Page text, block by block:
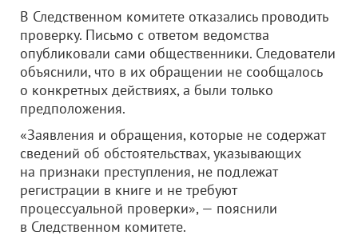
В Следственном комитете отказались проводить
проверку. Письмо с ответом ведомства
опубликовали сами общественники. Следователи
объяснили, что в их обращении не сообщалось
о конкретных действиях, а были только
предположения.
«Заявления и обращения, которые не содержат
сведений об обстоятельствах, указывающих
на признаки преступления, не подлежат
регистрации в книге и не требуют
процессуальной проверки», — пояснили
в Следственном комитете.